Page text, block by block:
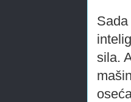
sila.